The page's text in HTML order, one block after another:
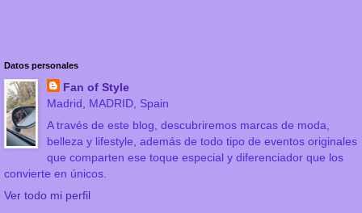
Datos personales
Fan of Style
Madrid, MADRID, Spain
A través de este blog, descubriremos marcas de moda,
belleza y lifestyle, además de todo tipo de eventos originales
que comparten ese toque especial y diferenciador que los
convierte en únicos.
Ver todo mi perfil